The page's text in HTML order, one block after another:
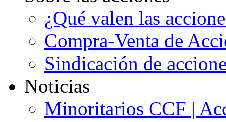
¿Qué valen las
Compra-Venta de
Sindicación de
Noticias
Minoritarios CCF |